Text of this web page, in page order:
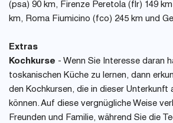
(psa) 90 km, Firenze Peretola (flr) 149
km, Roma Fiumicino (fco) 245 km und
Extras
Kochkurse - Wenn Sie Interesse daran
toskanischen Küche zu lernen, dann
den Kochkursen, die in dieser Unterkunft
können. Auf diese vergnügliche Weise
Freunden und Familie, während Sie die